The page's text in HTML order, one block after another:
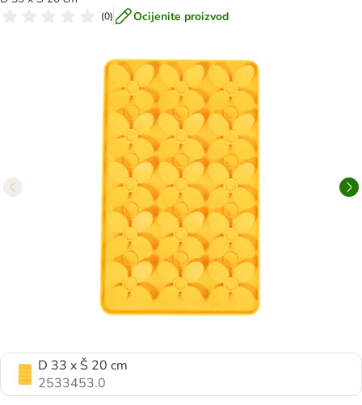
(0) Ocijenite proizvod
D 33 x Š 20 cm
2533453.0